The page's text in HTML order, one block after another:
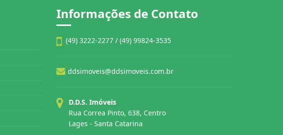
Informações de Contato
(49) 3222-2277 / (49) 99824-3535
ddsimoveis@ddsimoveis.com.br
D.D.S. Imóveis
Rua Correa Pinto, 638, Centro
Lages - Santa Catarina